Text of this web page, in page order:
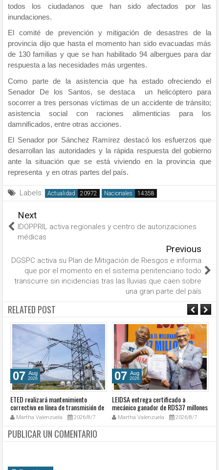
todos los ciudadanos que han sido afectados por las
inundaciones.
El comité de prevención y mitigación de desastres de la
provincia dijo que hasta el momento han sido evacuadas más
de 130 familias y que se han habilitado 94 albergues para dar
respuesta a las necesidades más urgentes.
Como parte de la asistencia que ha estado ofreciendo el
Senador De los Santos, se destaca un helicóptero para
socorrer a tres personas víctimas de un accidente de tránsito;
asistencia social con raciones alimenticias para los
damnificados, entre otras acciones.
El Senador por Sánchez Ramírez destacó los esfuerzos que
desarrollan las autoridades y la rápida respuesta del gobierno
ante la situación que se está viviendo en la provincia que
representa y en otras partes del país.
Labels: Actualidad Nacionales
Next
IDOPPRIL activa regionales y centro de autorizaciones
médicas
Previous
DGSPC activa su Plan de Mitigación de Riesgos e informa
que por el momento en el sistema penitenciario todo
transcurre sin incidencias tras las lluvias que caen sobre
una gran parte del país
RELATED POST
07 Aug
2026
ETED realizará mantenimiento
correctivo en línea de transmisión de
la región Sur
Martha Valenzuela 2026/8/7
07 Aug
2026
LEIDSA entrega certificado a
mecánico ganador de RD$37 millones
con el Loto
Martha Valenzuela 2026/8/7
PUBLICAR UN COMENTARIO